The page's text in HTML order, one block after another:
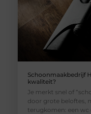
Schoonmaakbedrijf
kwaliteit?
Je merkt snel of
door grote beloftes,
terugkomen: een wc